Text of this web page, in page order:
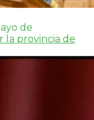
de
la provincia de